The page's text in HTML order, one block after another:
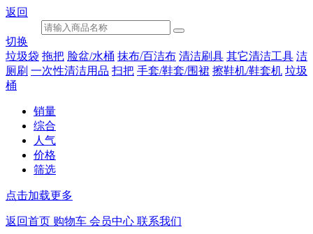
返回
切换
垃圾袋 拖把 脸盆/水桶 抹布/百洁布 清洁刷具 其它清洁工具 洁
厕刷 一次性清洁用品 扫把 手套/鞋套/围裙 擦鞋机/鞋套机 垃圾
桶
销量
综合
人气
价格
筛选
点击加载更多
返回首页 购物车 会员中心 联系我们